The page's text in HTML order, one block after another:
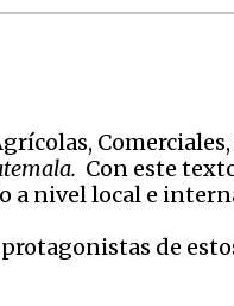
Con este
a nivel local e
de